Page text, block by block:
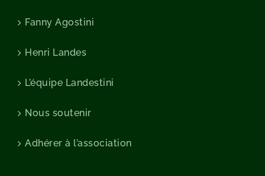
Fanny Agostini
Henri Landes
L’équipe Landestini
Nous soutenir
Adhérer à l’association